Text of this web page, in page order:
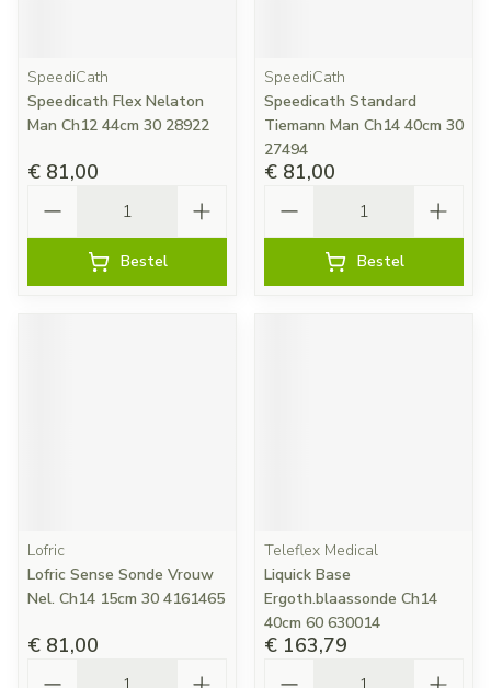
SpeediCath
Speedicath Flex Nelaton
Man Ch12 44cm 30 28922
€ 81,00
Bestel
SpeediCath
Speedicath Standard
Tiemann Man Ch14 40cm 30
27494
€ 81,00
Bestel
Lofric
Lofric Sense Sonde Vrouw
Nel. Ch14 15cm 30 4161465
€ 81,00
Teleflex Medical
Liquick Base
Ergoth.blaassonde Ch14
40cm 60 630014
€ 163,79